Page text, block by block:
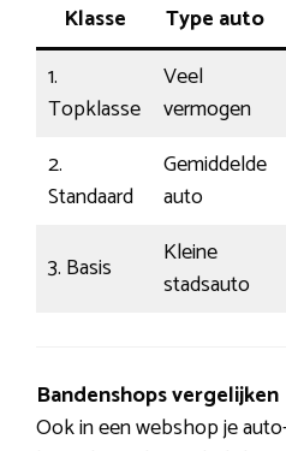
Klasse Type auto
1.
Topklasse
Veel
vermogen
2.
Standaard
Gemiddelde
auto
3. Basis
Kleine
stadsauto
Bandenshops vergelijken
Ook in een webshop je